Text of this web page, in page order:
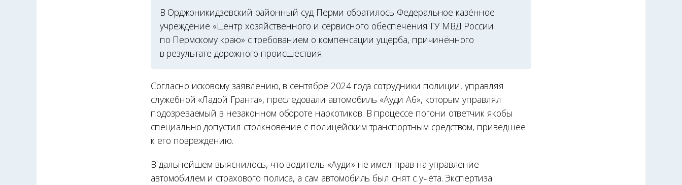
В Орджоникидзевский районный суд Перми обратилось Федеральное казённое
учреждение «Центр хозяйственного и сервисного обеспечения ГУ МВД России
по Пермскому краю» с требованием о компенсации ущерба, причинённого
в результате дорожного происшествия.
Согласно исковому заявлению, в сентябре 2024 года сотрудники полиции, управляя
служебной «Ладой Гранта», преследовали автомобиль «Ауди А6», которым управлял
подозреваемый в незаконном обороте наркотиков. В процессе погони ответчик якобы
специально допустил столкновение с полицейским транспортным средством, приведшее
к его повреждению.
В дальнейшем выяснилось, что водитель «Ауди» не имел прав на управление
автомобилем и страхового полиса, а сам автомобиль был снят с учёта. Экспертиза